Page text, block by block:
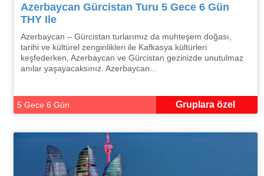
Azerbaycan Gürcistan Turu 5 Gece 6 Gün
THY Ile
Azerbaycan – Gürcistan turlarımız da muhteşem doğası,
tarihi ve kültürel zenginlikleri ile Kafkasya kültürleri
keşfederken, Azerbaycan ve Gürcistan gezinizde unutulmaz
anılar yaşayacaksınız. Azerbaycan...
5 Gece 6 Gün Gruplara özel